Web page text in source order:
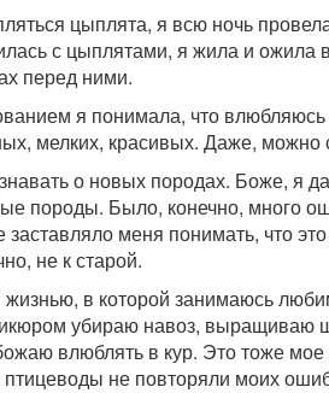
цыплята, я всю ночь
с цыплятами, я жила и ожила
перед ними.
я понимала, что
мелких, красивых. Даже, можно
о новых породах. Боже, я
породы. Было, конечно, много
меня понимать, что
не к старой.
жизнью, в которой занимаюсь
убираю навоз, выращиваю
влюблять в кур. Это тоже мое
не повторяли моих